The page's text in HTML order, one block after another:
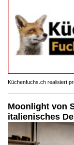
Küchenfuchs.ch realisiert
Moonlight von
italienisches